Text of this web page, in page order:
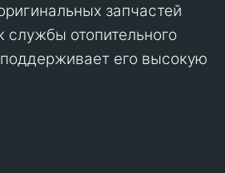
запчастей
службы отопительного
его высокую